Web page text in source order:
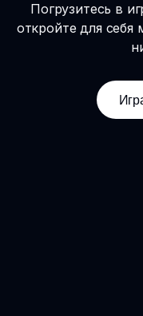
Погрузитесь в
откройте для себя